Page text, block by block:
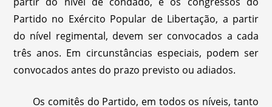
Partido no Exército Popular de Libertação, a partir
do nível regimental, devem ser convocados a cada
três anos. Em circunstâncias especiais, podem ser
convocados antes do prazo previsto ou adiados.
Os comitês do Partido, em todos os níveis, tanto